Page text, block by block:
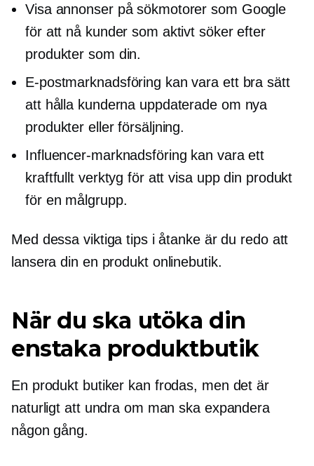
Visa annonser på sökmotorer som Google
för att nå kunder som aktivt söker efter
produkter som din.
E-postmarknadsföring kan vara ett bra sätt
att hålla kunderna uppdaterade om nya
produkter eller försäljning.
Influencer-marknadsföring kan vara ett
kraftfullt verktyg för att visa upp din produkt
för en målgrupp.
Med dessa viktiga tips i åtanke är du redo att
lansera din en produktonlinebutik.
När du ska utöka din
enstaka produktbutik
En produkt butiker kan frodas, men det är
naturligt att undra om man ska expandera
någon gång.